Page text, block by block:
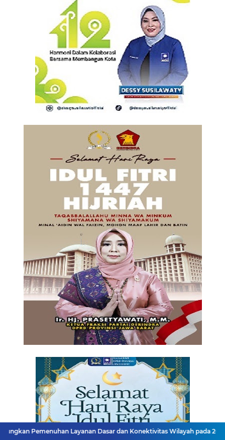
Layanan Dasar dan Konektivitas Wilayah pada 2027 Menaker: